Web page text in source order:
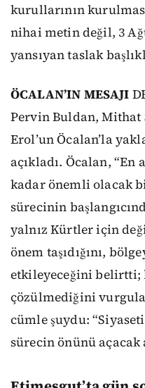
kurullarının
nihai metin değil, 3
yansıyan taslak
ÖCALAN’IN MESAJI
Pervin Buldan, Mithat
Erol’un Öcalan’la
açıkladı. Öcalan,
kadar önemli olacak
sürecinin
yalnız Kürtler için
önem taşıdığını,
etkileyeceğini belirtti;
çözülmediğini
cümle şuydu:
sürecin önünü